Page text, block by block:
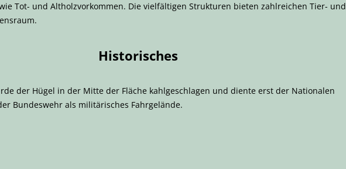
Tot- und Altholzvorkommen. Die vielfältigen Strukturen bieten zahlreichen Tier- und
Historisches
der Hügel in der Mitte der Fläche kahlgeschlagen und diente erst der Nationalen
Bundeswehr als militärisches Fahrgelände.